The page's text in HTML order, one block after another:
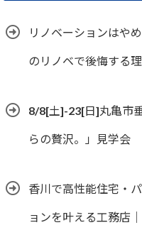
リノベーションはや
のリノベで後悔する
8/8[土]-23[日]丸亀市
らの贅沢。」見学会
香川で高性能住宅・
ョンを叶える工務店